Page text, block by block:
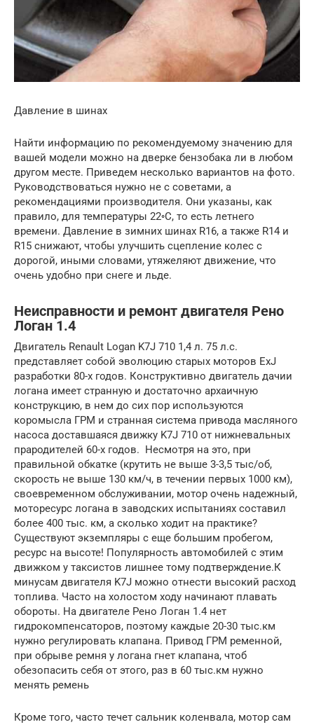
Давление в шинах
Найти информацию по рекомендуемому значению для
вашей модели можно на дверке бензобака ли в любом
другом месте. Приведем несколько вариантов на фото.
Руководствоваться нужно не с советами, а
рекомендациями производителя. Они указаны, как
правило, для температуры 22◦C, то есть летнего
времени. Давление в зимних шинах R16, а также R14 и
R15 снижают, чтобы улучшить сцепление колес с
дорогой, иными словами, утяжеляют движение, что
очень удобно при снеге и льде.
Неисправности и ремонт двигателя Рено
Логан 1.4
Двигатель Renault Logan K7J 710 1,4 л. 75 л.с.
представляет собой эволюцию старых моторов ExJ
разработки 80-х годов. Конструктивно двигатель дачии
логана имеет странную и достаточно архаичную
конструкцию, в нем до сих пор используются
коромысла ГРМ и странная система привода масляного
насоса доставшаяся движку K7J 710 от нижневальных
прародителей 60-х годов. Несмотря на это, при
правильной обкатке (крутить не выше 3-3,5 тыс/об,
скорость не выше 130 км/ч, в течении первых 1000 км),
своевременном обслуживании, мотор очень надежный,
моторесурс логана в заводских испытаниях составил
более 400 тыс. км, а сколько ходит на практике?
Существуют экземпляры с еще большим пробегом,
ресурс на высоте! Популярность автомобилей с этим
движком у таксистов лишнее тому подтверждение.К
минусам двигателя K7J можно отнести высокий расход
топлива. Часто на холостом ходу начинают плавать
обороты. На двигателе Рено Логан 1.4 нет
гидрокомпенсаторов, поэтому каждые 20-30 тыс.км
нужно регулировать клапана. Привод ГРМ ременной,
при обрыве ремня у логана гнет клапана, чтоб
обезопасить себя от этого, раз в 60 тыс.км нужно
менять ремень
Кроме того, часто течет сальник коленвала, мотор сам